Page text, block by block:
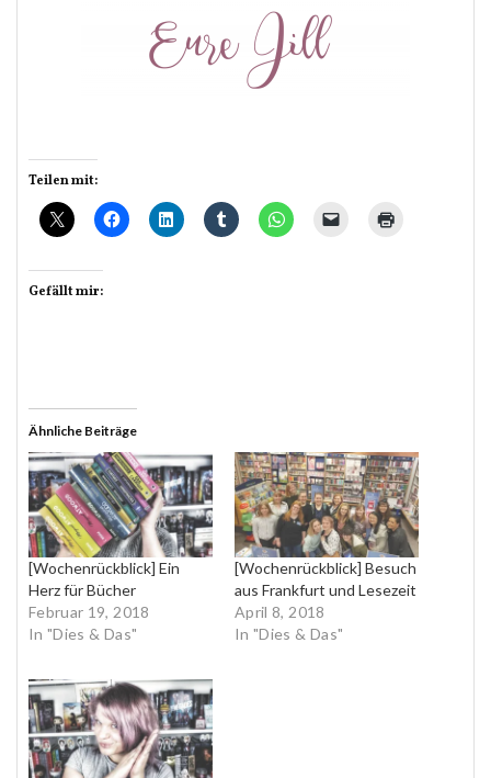
Teilen mit:
Gefällt mir:
Ähnliche Beiträge
[Wochenrückblick] Ein
Herz für Bücher
Februar 19, 2018
In "Dies & Das"
[Wochenrückblick] Besuch
aus Frankfurt und Lesezeit
April 8, 2018
In "Dies & Das"